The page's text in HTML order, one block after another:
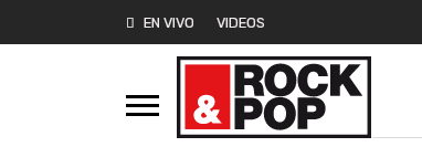
EN VIVO VIDEOS